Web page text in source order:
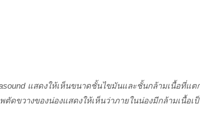
แสดงให้เห็นขนาดชั้นไขมันและชั้นกล้ามเนื้อที่แต
ตัดขวางของน่องแสดงให้เห็นว่าภายในน่องมีกล้ามเนื้อเ